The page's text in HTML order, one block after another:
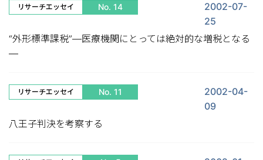
リサーチエッセイ No. 14
2002-07-
25
“外形標準課税”—医療機関にとっては絶対的な増税となる
—
リサーチエッセイ No. 11
2002-04-
09
八王子判決を考察する